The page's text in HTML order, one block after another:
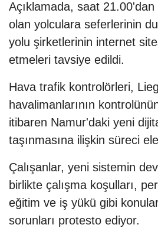
Açıklamada, saat 21.00'dan
olan yolculara seferlerinin
yolu şirketlerinin internet
etmeleri tavsiye edildi.
Hava trafik kontrolörleri,
havalimanlarının
itibaren Namur'daki yeni
taşınmasına ilişkin süreci
Çalışanlar, yeni sistemin
birlikte çalışma koşulları,
eğitim ve iş yükü gibi
sorunları protesto ediyor.